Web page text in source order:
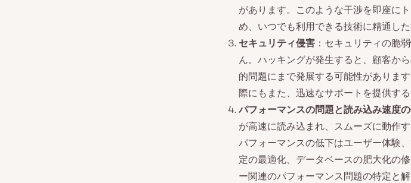
があります。このような干渉を即座に
め、いつでも利用できる技術に精通し
セキュリティ侵害 ：セキュリティの脆
ん。ハッキングが発生すると、顧客か
的問題にまで発展する可能性がありま
際にもまた、迅速なサポートを提供する
パフォーマンスの問題と読み込み速度
が高速に読み込まれ、スムーズに動作
パフォーマンスの低下はユーザー体験
定の最適化、データベースの肥大化の
ー関連のパフォーマンス問題の特定と